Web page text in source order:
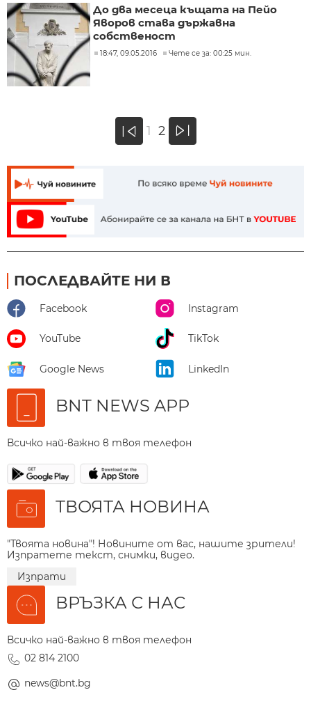
До два месеца къщата на Пейо
Яворов става държавна
собственост
18:47, 09.05.2016 Чете се за: 00:25 мин.
« 1 2 »
ПОСЛЕДВАЙТЕ НИ В
Facebook Instagram
YouTube TikTok
Google News LinkedIn
BNT NEWS APP
Всичко най-важно в твоя телефон
ТВОЯТА НОВИНА
"Твоята новина"! Новините от вас, нашите зрители!
Изпратете текст, снимки, видео.
Изпрати
ВРЪЗКА С НАС
Всичко най-важно в твоя телефон
02 814 2100
news@bnt.bg